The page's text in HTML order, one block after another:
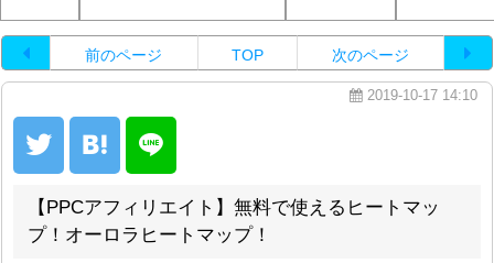
前のページ TOP 次のページ
2019-10-17 14:10
【PPCアフィリエイト】無料で使えるヒートマッ
プ！オーロラヒートマップ！